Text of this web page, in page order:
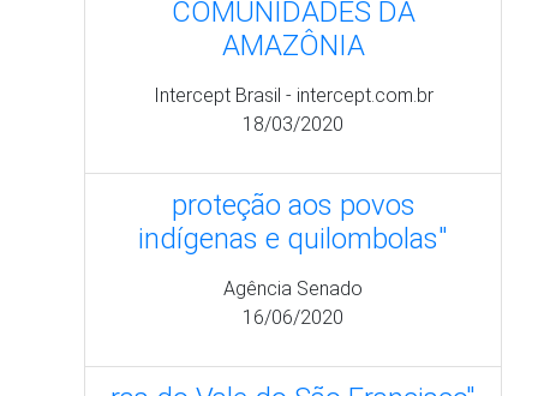
Agência Senado
CPT BA - https://cptba.org.br/
31/05/2020
PagePage
7 Page
8 Page
9